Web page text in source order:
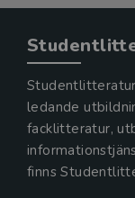
ledande
facklitteratur,
finns